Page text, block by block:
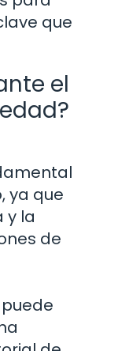
que
el
ya que
y la
de